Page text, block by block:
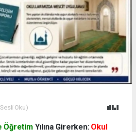
Oku)
Öğretim Yılına Girerken: Okul